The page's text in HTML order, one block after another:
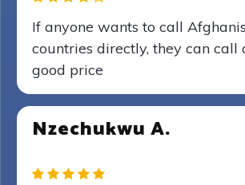
If anyone wants to call
countries directly, they can call
good price
Nzechukwu A.